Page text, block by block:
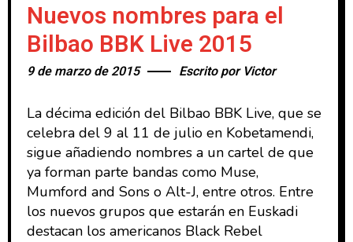
Nuevos nombres para el
Bilbao BBK Live 2015
9 de marzo de 2015 Escrito por Victor
La décima edición del Bilbao BBK Live, que se
celebra del 9 al 11 de julio en Kobetamendi,
sigue añadiendo nombres a un cartel de que
ya forman parte bandas como Muse,
Mumford and Sons o Alt-J, entre otros. Entre
los nuevos grupos que estarán en Euskadi
destacan los americanos Black Rebel